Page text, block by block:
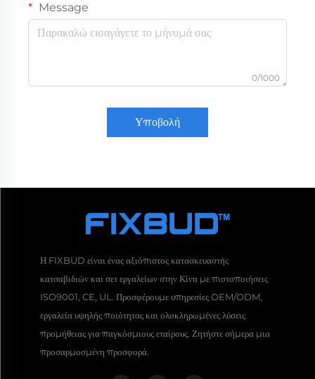
Message
0/1000
Υποβολή
Η FIXBUD είναι ένας αξιόπιστος κατασκευαστής
κατσαβιδιών και σετ εργαλείων στην Κίνα με πιστοποιήσεις
ISO9001, CE, UL. Προσφέρουμε υπηρεσίες OEM/ODM,
εργαλεία υψηλής ποιότητας και ολοκληρωμένες λύσεις
προμήθειας για παγκόσμιους εταίρους. Ζητήστε σήμερα μια
προσαρμοσμένη προσφορά.